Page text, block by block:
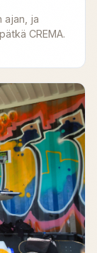
ajan, ja
CREMA.